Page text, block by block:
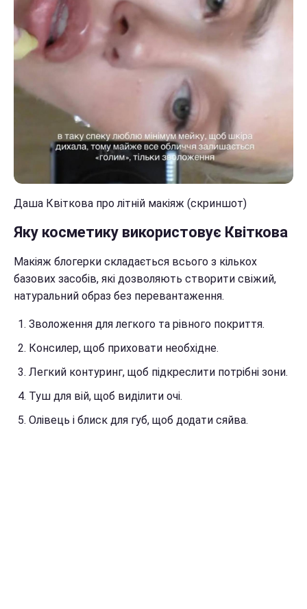
Даша Квіткова про літній макіяж (скриншот)
Яку косметику використовує Квіткова
Макіяж блогерки складається всього з кількох
базових засобів, які дозволяють створити свіжий,
натуральний образ без перевантаження.
Зволоження для легкого та рівного покриття.
Консилер, щоб приховати необхідне.
Легкий контуринг, щоб підкреслити потрібні зони.
Туш для вій, щоб виділити очі.
Олівець і блиск для губ, щоб додати сяйва.